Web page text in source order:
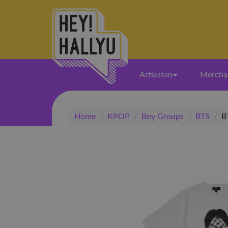
Artiesten
Home / KPOP / Boy Groups / BTS /